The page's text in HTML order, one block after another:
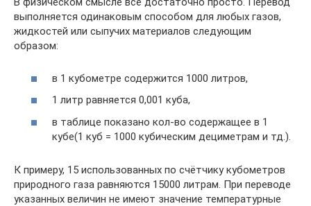
выполняется одинаковым способом для любых газов,
жидкостей или сыпучих материалов следующим
образом:
в 1 кубометре содержится 1000 литров,
1 литр равняется 0,001 куба,
в таблице показано кол-во содержащее в 1
кубе(1 куб = 1000 кубическим дециметрам и тд.).
К примеру, 15 использованных по счётчику кубометров
природного газа равняются 15000 литрам. При переводе
указанных величин не имеют значение температурные